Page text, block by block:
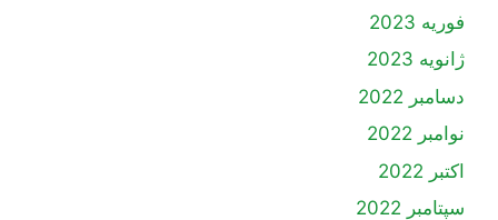
فوریه 2023
ژانویه 2023
دسامبر 2022
نوامبر 2022
اکتبر 2022
سپتامبر 2022